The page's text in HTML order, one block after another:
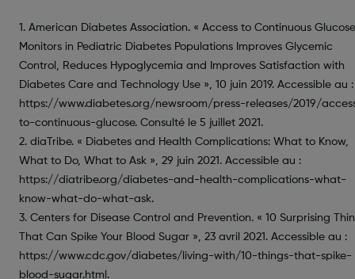
1. American Diabetes Association. « Access to Continuous Glucose
Monitors in Pediatric Diabetes Populations Improves Glycemic
Control, Reduces Hypoglycemia and Improves Satisfaction with
Diabetes Care and Technology Use », 10 juin 2019. Accessible au :
https://www.diabetes.org/newsroom/press-releases/2019/
to-continuous-glucose. Consulté le 5 juillet 2021.
2. diaTribe. « Diabetes and Health Complications: What to Know,
What to Do, What to Ask », 29 juin 2021. Accessible au :
https://diatribe.org/diabetes-and-health-complications-what-
know-what-do-what-ask.
3. Centers for Disease Control and Prevention. « 10 Surprising
That Can Spike Your Blood Sugar », 23 avril 2021. Accessible au :
https://www.cdc.gov/diabetes/living-with/10-things-that-spike-
blood-sugar.html.